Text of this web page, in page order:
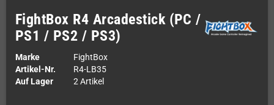
FightBox R4 Arcadestick (PC /
PS1 / PS2 / PS3)
Marke
FightBox
Artikel-Nr.
R4-LB35
Auf Lager
2 Artikel